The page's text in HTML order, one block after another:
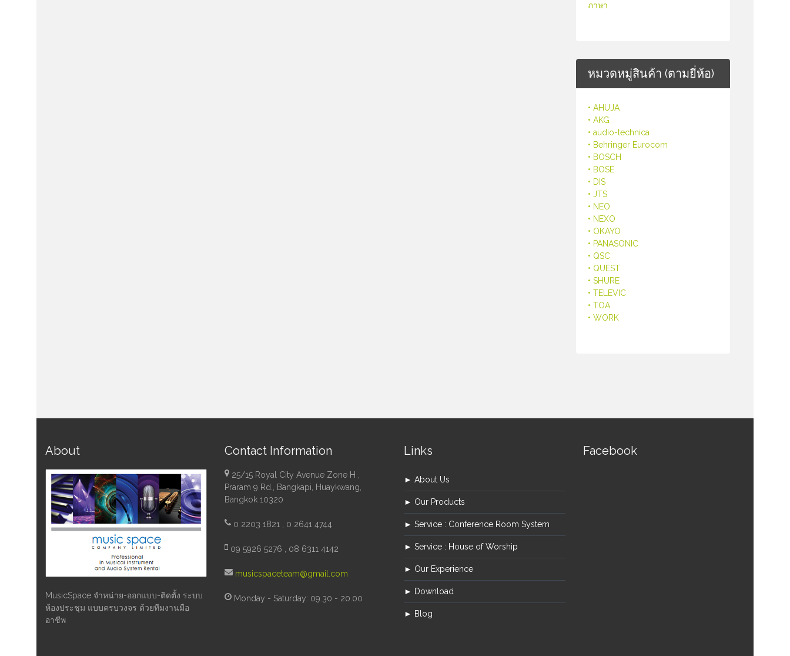
ภาษา
หมวดหมู่สินค้า (ตามยี่ห้อ)
• AHUJA
• AKG
• audio-technica
• Behringer Eurocom
• BOSCH
• BOSE
• DIS
• JTS
• NEO
• NEXO
• OKAYO
• PANASONIC
• QSC
• QUEST
• SHURE
• TELEVIC
• TOA
• WORK
About
MusicSpace จำหน่าย-ออกแบบ-ติดตั้ง ระบบ
ห้องประชุม แบบครบวงจร ด้วยทีมงานมือ
อาชีพ
Contact Information
25/15 Royal City Avenue Zone H ,
Praram 9 Rd., Bangkapi, Huaykwang,
Bangkok 10320
0 2203 1821 , 0 2641 4744
09 5926 5276 , 08 6311 4142
musicspaceteam@gmail.com
Monday - Saturday: 09.30 - 20.00
Links
► About Us
► Our Products
► Service : Conference Room System
► Service : House of Worship
► Our Experience
► Download
► Blog
Facebook